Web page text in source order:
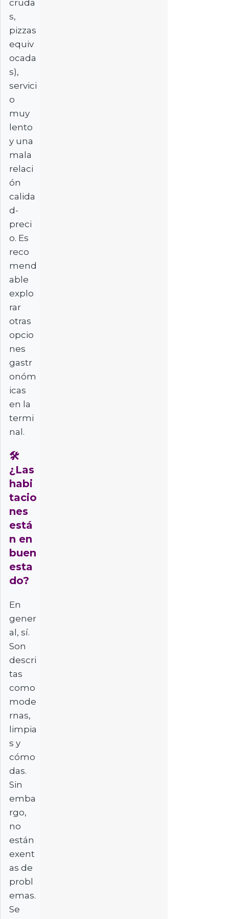
cruda
s,
pizzas
equiv
ocada
s),
servici
o
muy
lento
y una
mala
relaci
ón
calida
d-
preci
o. Es
reco
mend
able
explo
rar
otras
opcio
nes
gastr
onóm
icas
en la
termi
nal.
🛠️
¿Las
habi
tacio
nes
está
n en
buen
esta
do?
En
gener
al, sí.
Son
descri
tas
como
mode
rnas,
limpia
s y
cómo
das.
Sin
emba
rgo,
no
están
exent
as de
probl
emas.
Se